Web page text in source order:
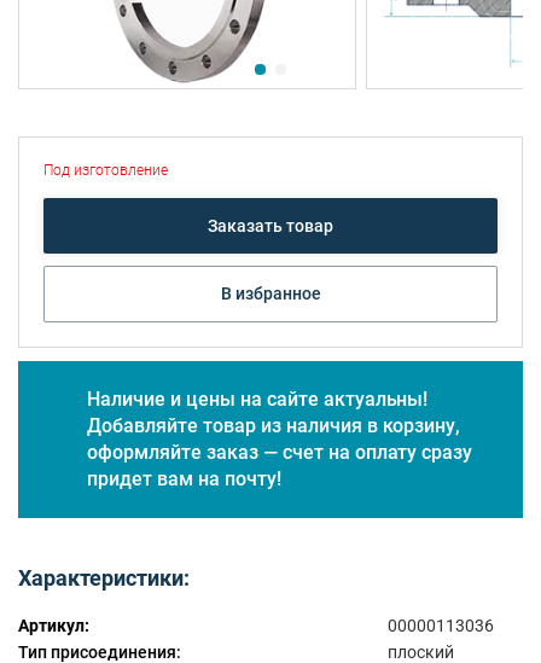
Под изготовление
Заказать товар
В избранное
Наличие и цены на сайте актуальны!
Добавляйте товар из наличия в корзину,
оформляйте заказ — счет на оплату сразу
придет вам на почту!
Характеристики:
Артикул:
00000113036
Тип присоединения:
плоский